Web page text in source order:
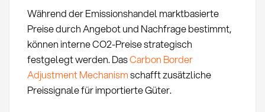
Während der Emissionshandel marktbasierte
Preise durch Angebot und Nachfrage bestimmt,
können interne CO2-Preise strategisch
festgelegt werden. DasCarbon Border
Adjustment Mechanismschafft zusätzliche
Preissignale für importierte Güter.